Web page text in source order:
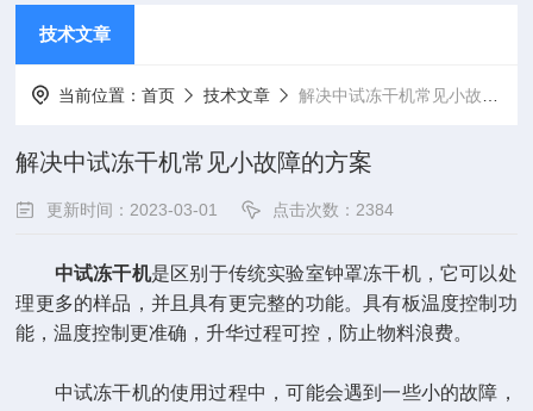
技术文章
当前位置：首页 技术文章 解决中试冻干机常见小故障的方案
解决中试冻干机常见小故障的方案
更新时间：2023-03-01 点击次数：2384
中试冻干机是区别于传统实验室钟罩冻干机，它可以处
理更多的样品，并且具有更完整的功能。具有板温度控制功
能，温度控制更准确，升华过程可控，防止物料浪费。
中试冻干机的使用过程中，可能会遇到一些小的故障，